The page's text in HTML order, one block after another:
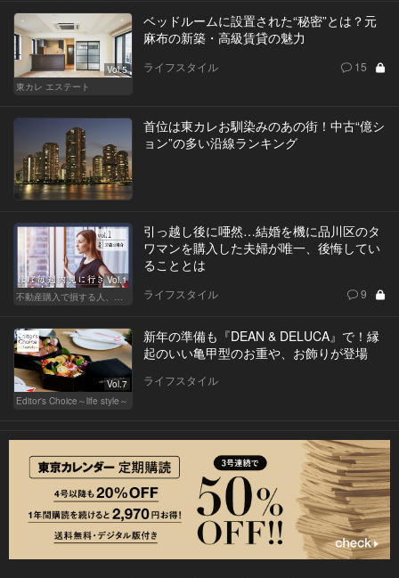
Vol.5
東カレ エステート
ベッドルームに設置された“秘密”とは？元
麻布の新築・高級賃貸の魅力
ライフスタイル 15
首位は東カレお馴染みのあの街！中古“億シ
ョン”の多い沿線ランキング
Vol.1
引っ越し後に唖然…結婚を機に品川区のタ
ワマンを購入した夫婦が唯一、後悔してい
ることとは
ライフスタイル 9
Vol.7
Editor's Choice～life style～
新年の準備も『DEAN & DELUCA』で！縁
起のいい亀甲型のお重や、お飾りが登場
ライフスタイル